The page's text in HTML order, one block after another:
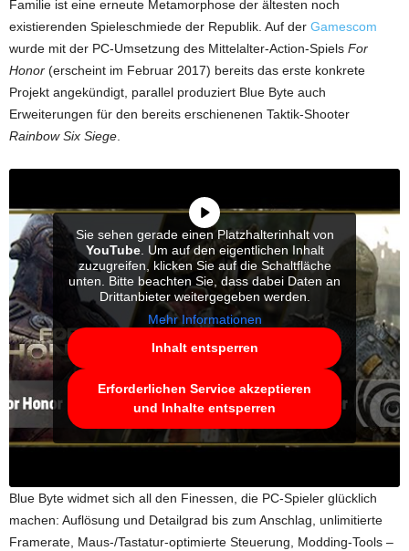
Familie ist eine erneute Metamorphose der ältesten noch
existierenden Spieleschmiede der Republik. Auf der Gamescom
wurde mit der PC-Umsetzung des Mittelalter-Action-Spiels For
Honor (erscheint im Februar 2017) bereits das erste konkrete
Projekt angekündigt, parallel produziert Blue Byte auch
Erweiterungen für den bereits erschienenen Taktik-Shooter
Rainbow Six Siege
Sie sehen gerade einen Platzhalterinhalt von
YouTube. Um auf den eigentlichen Inhalt
zuzugreifen, klicken Sie auf die Schaltfläche
unten. Bitte beachten Sie, dass dabei Daten an
Drittanbieter weitergegeben werden.
Mehr Informationen
Inhalt entsperren
Erforderlichen Service akzeptieren
und Inhalte entsperren
Blue Byte widmet sich all den Finessen, die PC-Spieler glücklich
machen: Auflösung und Detailgrad bis zum Anschlag, unlimitierte
Framerate, Maus-/Tastatur-optimierte Steuerung, Modding-Tools –